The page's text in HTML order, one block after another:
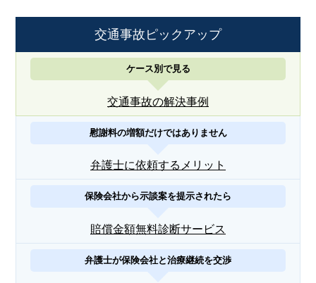
交通事故ピックアップ
ケース別で見る
交通事故の解決事例
慰謝料の増額だけではありません
弁護士に依頼するメリット
保険会社から示談案を提示されたら
賠償金額無料診断サービス
弁護士が保険会社と治療継続を交渉